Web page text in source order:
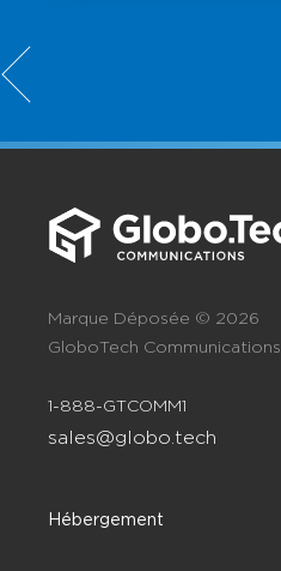
Marque Déposée © 2026
GloboTech Communications
1-888-GTCOMM1
sales@globo.tech
Hébergement